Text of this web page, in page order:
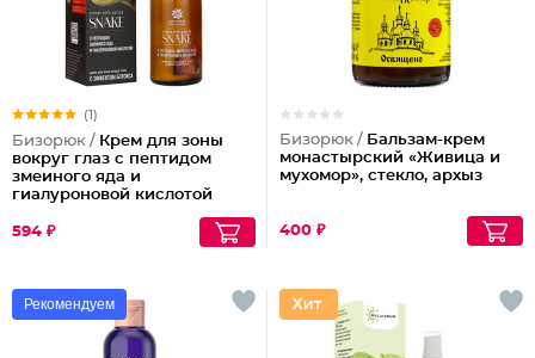
(1)
Бизорюк / Крем для зоны
вокруг глаз с пептидом
змеиного яда и
гиалуроновой кислотой
594 ₽
Бизорюк / Бальзам-крем
монастырский «Живица и
мухомор», стекло, архыз
400 ₽
Рекомендуем